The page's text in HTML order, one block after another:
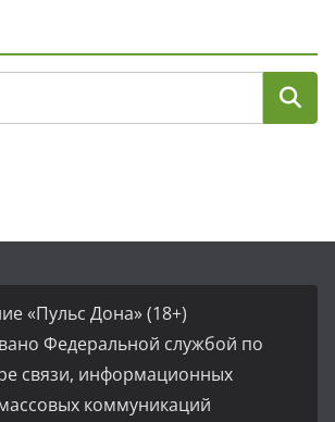
«Пульс Дона» (18+)
Федеральной службой по
связи, информационных
коммуникаций